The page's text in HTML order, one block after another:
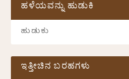
ಹಳೆಯವನ್ನು ಹುಡುಕಿ
ಇತ್ತೀಚಿನ ಬರಹಗಳು